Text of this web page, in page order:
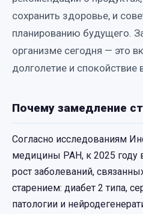
сохранить здоровье, и
планированию будущего.
организме сегодня — это
долголетие и спокойствие
Почему замедление
Согласно исследованиям
медицины РАН, к 2025 году
рост заболеваний,
старением: диабет 2 типа,
патологии и